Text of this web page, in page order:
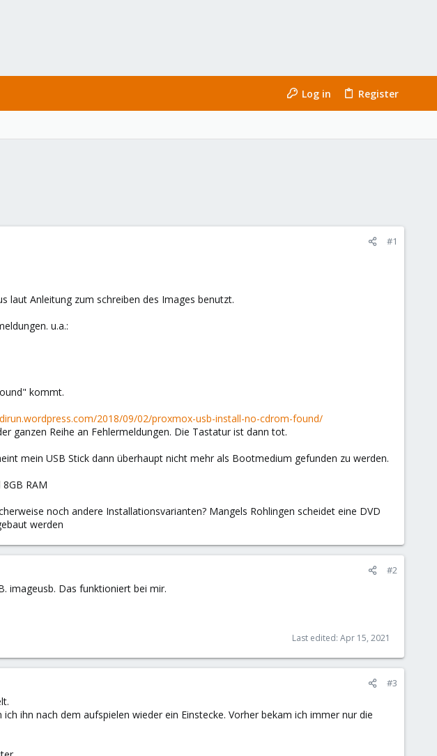
Log in Register
#1
laut Anleitung zum schreiben des Images benutzt.
u.a.:
kommt.
2018/09/02/proxmox-usb-install-no-cdrom-found/
ganzen Reihe an Fehlermeldungen. Die Tastatur ist dann tot.
mein USB Stick dann überhaupt nicht mehr als Bootmedium gefunden zu werden.
RAM
noch andere Installationsvarianten? Mangels Rohlingen scheidet eine DVD
werden
#2
imageusb. Das funktioniert bei mir.
Last edited: Apr 15, 2021
#3
ihn nach dem aufspielen wieder ein Einstecke. Vorher bekam ich immer nur die